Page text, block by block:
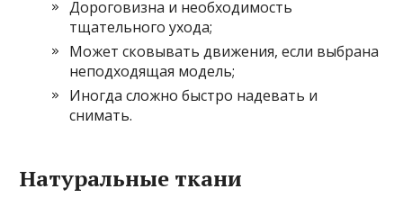
Дороговизна и необходимость
тщательного ухода;
Может сковывать движения, если выбрана
неподходящая модель;
Иногда сложно быстро надевать и
снимать.
Натуральные ткани